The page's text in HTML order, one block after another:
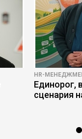
HR-
Единорог,
сценария